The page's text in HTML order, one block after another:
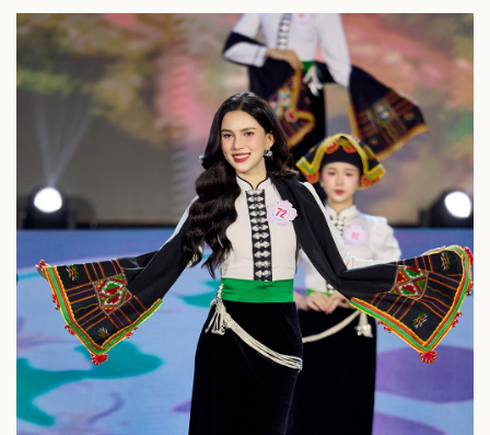
Bất động sản
Khởi nghiệp
Giá vàng
Tiêu dùng
Tỷ giá
Chứng khoán
Giá cà phê